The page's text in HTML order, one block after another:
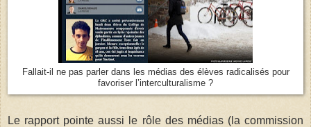
Fallait-il ne pas parler dans les médias des élèves radicalisés pour
favoriser l’interculturalisme ?
Le rapport pointe aussi le rôle des médias (la commission